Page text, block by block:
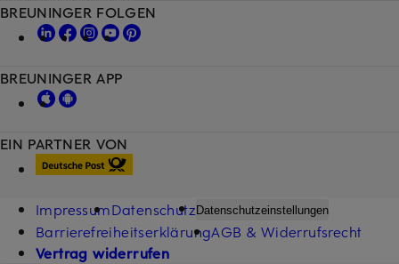
EIN PARTNER VON
BREUNINGER FOLGEN
BREUNINGER APP
ImpressumDatenschutzDatenschutzeinstellungen
BarrierefreiheitserklärungAGB & Widerrufsrecht
Vertrag widerrufen